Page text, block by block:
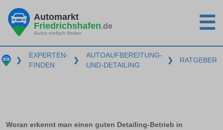
Automarkt
Friedrichshafen.de
Autos einfach finden ☰
❯
EXPERTEN-
FINDEN
❯
AUTOAUFBEREITUNG-
UND-DETAILING
❯ RATGEBER
Woran erkennt man einen guten Detailing-Betrieb in